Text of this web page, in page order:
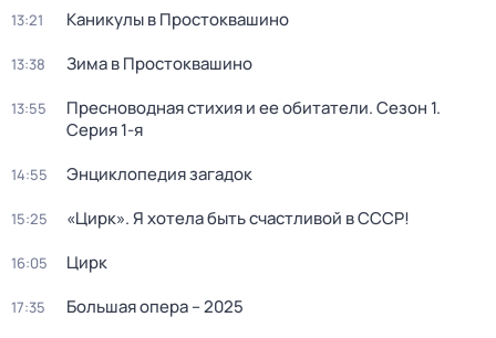
13:21 Каникулы в Простоквашино
13:38 Зима в Простоквашино
13:55 Пресноводная стихия и ее обитатели. Сезон 1.
Серия 1-я
14:55 Энциклопедия загадок
15:25 «Цирк». Я хотела быть счастливой в СССР!
16:05 Цирк
17:35 Большая опера – 2025